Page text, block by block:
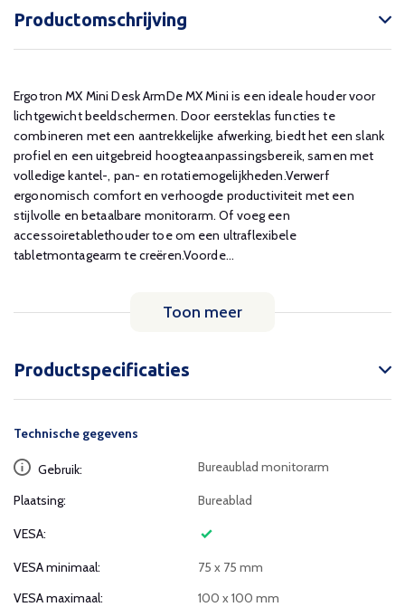
Productomschrijving
Ergotron MX Mini Desk ArmDe MX Mini is een ideale houder voor
lichtgewicht beeldschermen. Door eersteklas functies te
combineren met een aantrekkelijke afwerking, biedt het een slank
profiel en een uitgebreid hoogteaanpassingsbereik, samen met
volledige kantel-, pan- en rotatiemogelijkheden.Verwerf
ergonomisch comfort en verhoogde productiviteit met een
stijlvolle en betaalbare monitorarm. Of voeg een
accessoiretablethouder toe om een ​​ultraflexibele
tabletmontagearm te creëren.Voorde...
Toon meer
Productspecificaties
Technische gegevens
Gebruik: Bureaublad monitorarm
Plaatsing: Bureablad
VESA:
VESA minimaal:
75 x 75 mm
VESA maximaal:
100 x 100 mm